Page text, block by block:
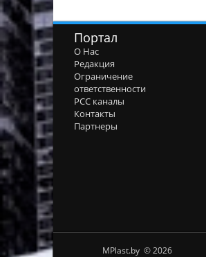
Портал
О Нас
Редакция
Ограничение
ответственности
РСС каналы
Контакты
Партнеры
MPlast.by © 2026